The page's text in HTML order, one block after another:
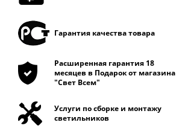
Гарантия качества товара
Расширенная гарантия 18
месяцев в Подарок от магазина
"Свет Всем"
Услуги по сборке и монтажу
светильников